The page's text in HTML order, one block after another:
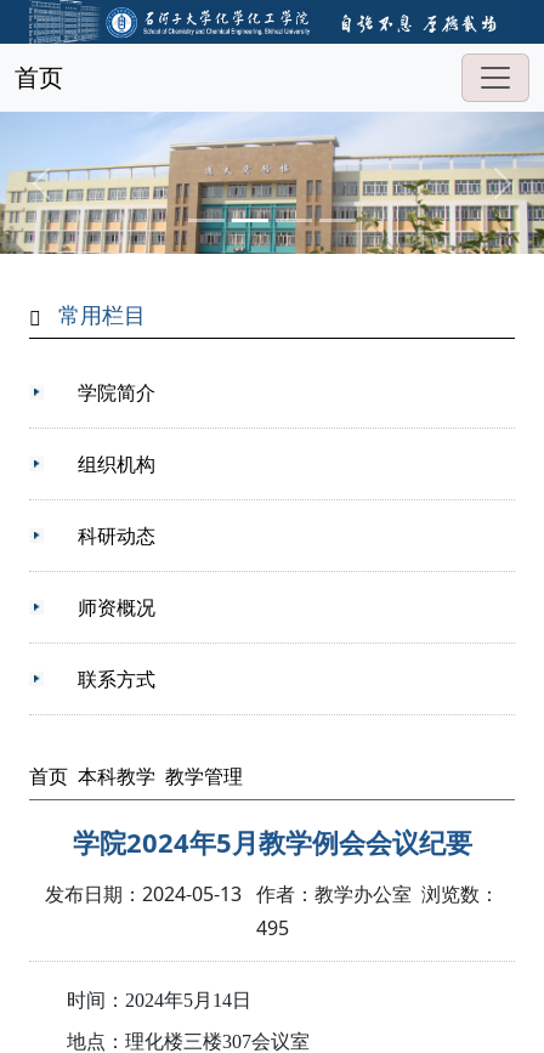
首页
常用栏目
学院简介
组织机构
科研动态
师资概况
联系方式
首页 本科教学 教学管理
学院2024年5月教学例会会议纪要
发布日期：2024-05-13 作者：教学办公室 浏览数：
495
时间：2024年5月14日
地点：理化楼三楼307会议室